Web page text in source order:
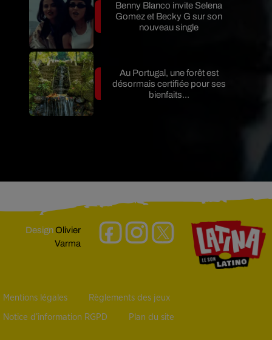
Benny Blanco invite Selena
Gomez et Becky G sur son
nouveau single
Au Portugal, une forêt est
désormais certifiée pour ses
bienfaits...
DesignOlivier
Varma
Mentions légales Règlements des jeux
Notice d’information RGPD Plan du site